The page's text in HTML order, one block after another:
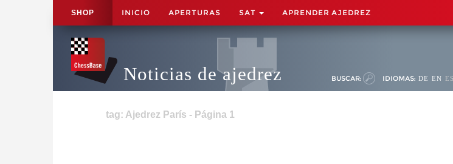
SHOP INICIO APERTURAS SAT APRENDER AJEDREZ
Noticias de ajedrez BUSCAR: IDIOMAS: DE EN ES
tag: Ajedrez París - Página 1